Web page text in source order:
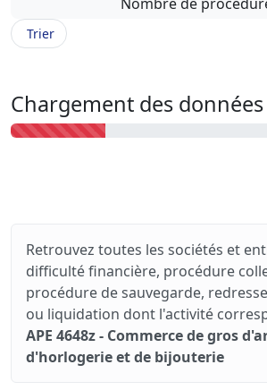
Trier
Chargement des
Retrouvez toutes les sociétés et
difficulté financière, procédure
procédure de sauvegarde,
ou liquidation dont l'activité
APE 4648z - Commerce de gros
d'horlogerie et de bijouterie